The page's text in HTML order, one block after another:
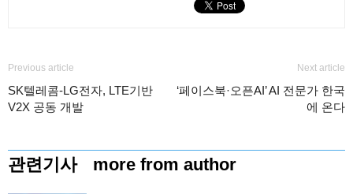
Previous article
SK텔레콤-LG전자, LTE기반
V2X 공동 개발
Next article
‘페이스북·오픈AI’ AI 전문가 한국
에 온다
관련기사 more from author